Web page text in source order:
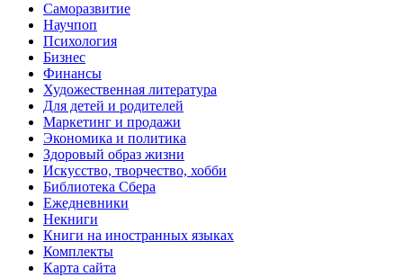
Саморазвитие
Научпоп
Психология
Бизнес
Финансы
Художественная литература
Для детей и родителей
Маркетинг и продажи
Экономика и политика
Здоровый образ жизни
Искусство, творчество, хобби
Библиотека Сбера
Ежедневники
Некниги
Книги на иностранных языках
Комплекты
Карта сайта